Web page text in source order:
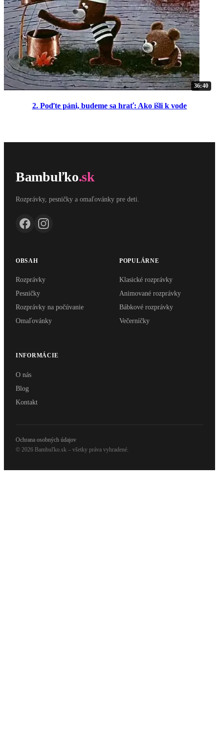
36:40
2. Poďte páni, budeme sa hrať: Ako išli k vode
Bambuľko.sk
Rozprávky, pesničky a omaľovánky pre deti.
OBSAH
Rozprávky
Pesničky
Rozprávky na počúvanie
Omaľovánky
POPULÁRNE
Klasické rozprávky
Animované rozprávky
Bábkové rozprávky
Večerníčky
INFORMÁCIE
O nás
Blog
Kontakt
© 2026 Bambuľko.sk – všetky práva vyhradené.
Ochrana osobných údajov